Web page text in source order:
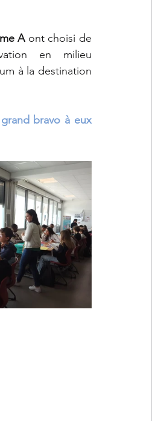
ULIS
MLDS
A ont choisi de
en milieu
à la destination
bravo à eux